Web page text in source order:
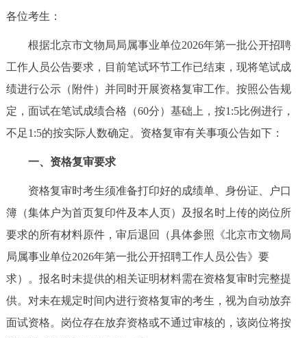
各位考生：
根据北京市文物局局属事业单位2026年第一批公开招聘
工作人员公告要求，目前笔试环节工作已结束，现将笔试成
绩进行公示（附件）并同时开展资格复审工作。按照公告规
定，面试在笔试成绩合格（60分）基础上，按1:5比例进行，
不足1:5的按实际人数确定。资格复审有关事项公告如下：
一、资格复审要求
资格复审时考生须准备打印好的成绩单、身份证、户口
簿（集体户为首页复印件及本人页）及报名时上传的岗位所
要求的所有材料原件，审后退回（具体参照《北京市文物局
局属事业单位2026年第一批公开招聘工作人员公告》要
求）。报名时未提供的相关证明材料需在资格复审时完整提
供。对未在规定时间内进行资格复审的考生，视为自动放弃
面试资格。岗位存在放弃资格或不通过审核的，该岗位将按